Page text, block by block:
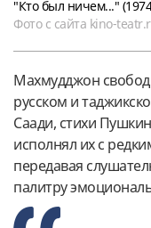
"Кто был ничем..."
Фото с сайта kino-
Махмудджон
русском и
Саади, стихи
исполнял их с
передавая
палитру